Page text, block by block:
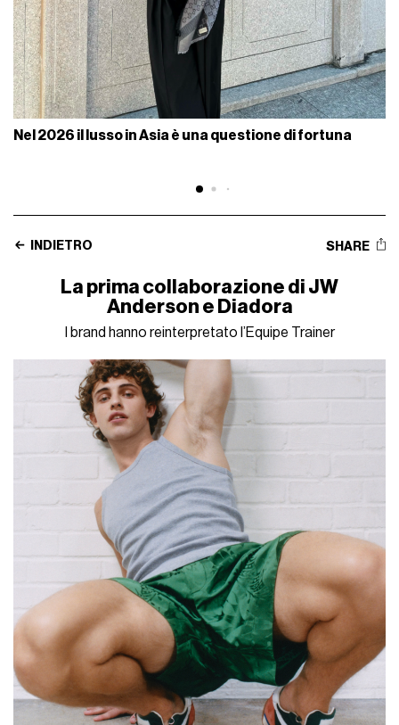
Nel 2026 il lusso in Asia è una questione di fortuna
INDIETRO SHARE
La prima collaborazione di JW
Anderson e Diadora
I brand hanno reinterpretato l’Equipe Trainer